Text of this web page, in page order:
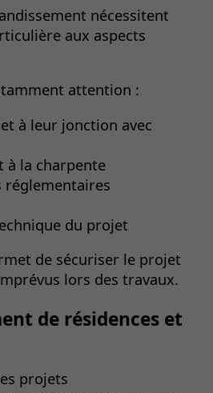
nécessitent
aux aspects
attention :
à leur jonction avec
à la charpente
réglementaires
du projet
de sécuriser le projet
lors des travaux.
de résidences et
projets